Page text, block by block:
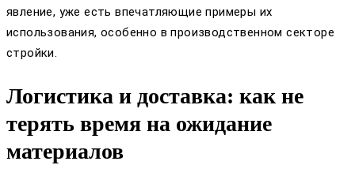
явление, уже есть впечатляющие примеры их
использования, особенно в производственном секторе
стройки.
Логистика и доставка: как не
терять время на ожидание
материалов